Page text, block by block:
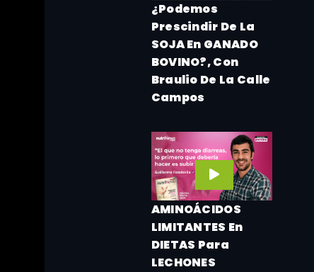
¿Podemos
Prescindir De La
SOJA En GANADO
BOVINO?, Con
Braulio De La Calle
Campos
AMINOÁCIDOS
LIMITANTES En
DIETAS Para
LECHONES